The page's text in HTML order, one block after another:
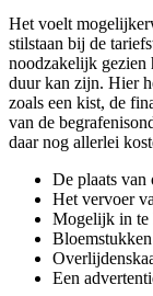
Het voelt
stilstaan bij de
noodzakelijk gezien
duur kan zijn. Hier
zoals een kist, de
van de
daar nog allerlei
De plaats van
Het vervoer
Mogelijk in te
Bloemstukken
Een